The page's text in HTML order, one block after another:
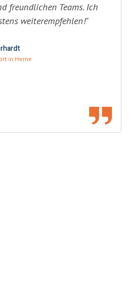
freundlichen Teams. Ich
weiterempfehlen!"
in Herne